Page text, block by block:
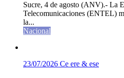
Sucre, 4 de agosto (ANV).- La
Telecomunicaciones (ENTEL)
la...
Nacional
23/07/2026 Ce ere & ese